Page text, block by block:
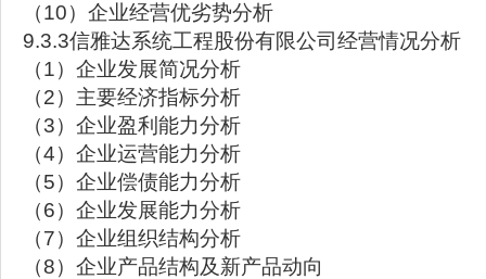
（10）企业经营优劣势分析
9.3.3信雅达系统工程股份有限公司经营情况分析
（1）企业发展简况分析
（2）主要经济指标分析
（3）企业盈利能力分析
（4）企业运营能力分析
（5）企业偿债能力分析
（6）企业发展能力分析
（7）企业组织结构分析
（8）企业产品结构及新产品动向